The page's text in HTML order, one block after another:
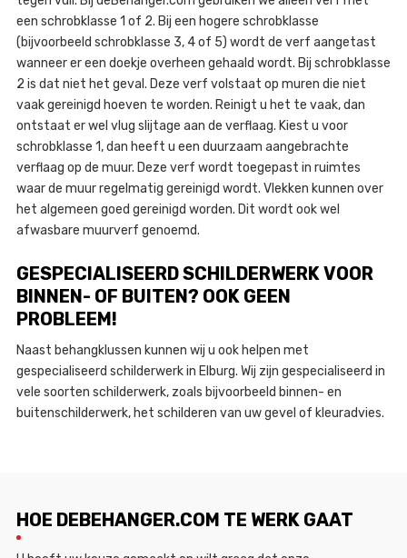
een schrobklasse 1 of 2. Bij een hogere schrobklasse
(bijvoorbeeld schrobklasse 3, 4 of 5) wordt de verf aangetast
wanneer er een doekje overheen gehaald wordt. Bij schrobklasse
2 is dat niet het geval. Deze verf volstaat op muren die niet
vaak gereinigd hoeven te worden. Reinigt u het te vaak, dan
ontstaat er wel vlug slijtage aan de verflaag. Kiest u voor
schrobklasse 1, dan heeft u een duurzaam aangebrachte
verflaag op de muur. Deze verf wordt toegepast in ruimtes
waar de muur regelmatig gereinigd wordt. Vlekken kunnen over
het algemeen goed gereinigd worden. Dit wordt ook wel
afwasbare muurverf genoemd.
GESPECIALISEERD SCHILDERWERK VOOR
BINNEN- OF BUITEN? OOK GEEN
PROBLEEM!
Naast behangklussen kunnen wij u ook helpen met
gespecialiseerd schilderwerk in Elburg. Wij zijn gespecialiseerd in
vele soorten schilderwerk, zoals bijvoorbeeld binnen- en
buitenschilderwerk, het schilderen van uw gevel of kleuradvies.
HOE DEBEHANGER.COM TE WERK GAAT